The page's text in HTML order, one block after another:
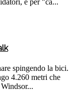
e per "ca...
spingendo la bici.
4.260 metri che